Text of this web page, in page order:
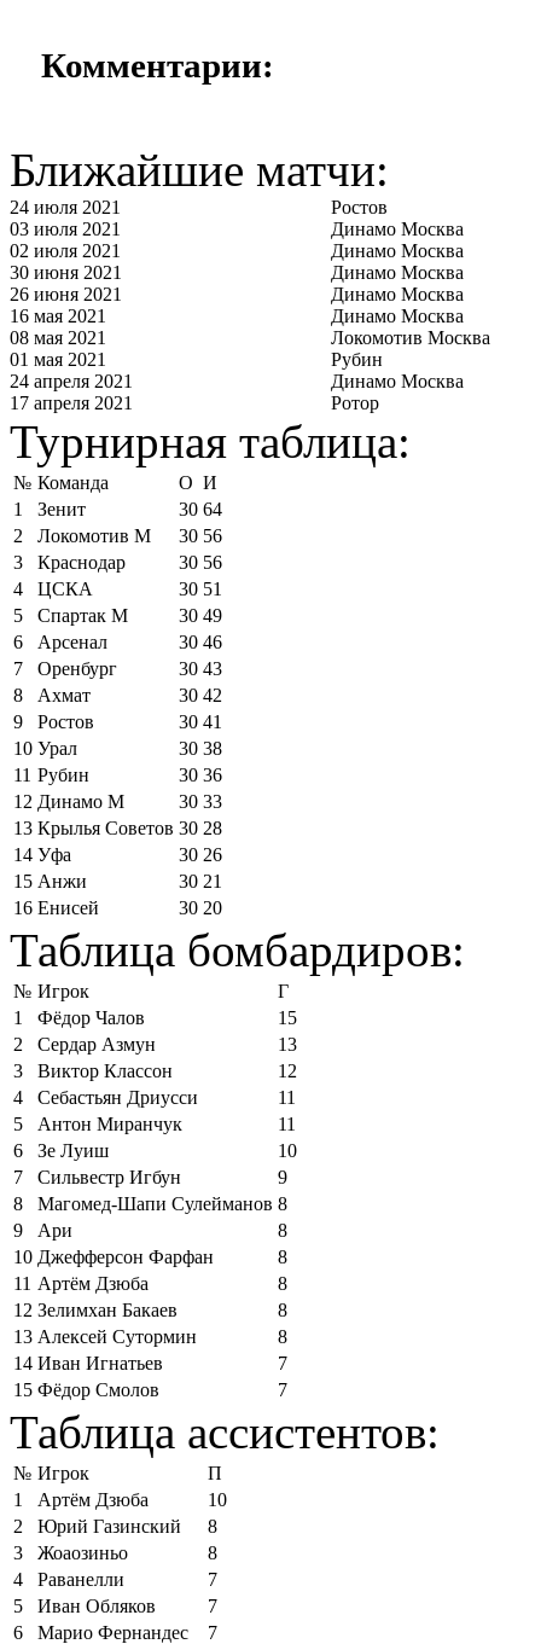
Комментарии:
Ближайшие матчи:
24 июля 2021
Ростов
03 июля 2021
Динамо Москва
02 июля 2021
Динамо Москва
30 июня 2021
Динамо Москва
26 июня 2021
Динамо Москва
16 мая 2021
Динамо Москва
08 мая 2021
Локомотив Москва
01 мая 2021
Рубин
24 апреля 2021
Динамо Москва
17 апреля 2021
Ротор
Турнирная таблица:
№ Команда О И
1
Зенит 30 64
2
Локомотив М 30 56
3
Краснодар 30 56
4
ЦСКА 30 51
5
Спартак М 30 49
6
Арсенал 30 46
7
Оренбург 30 43
8
Ахмат 30 42
9
Ростов 30 41
10 Урал 30 38
11 Рубин 30 36
12 Динамо М 30 33
13 Крылья Советов 30 28
14 Уфа 30 26
15 Анжи 30 21
16 Енисей 30 20
Таблица бомбардиров:
№ Игрок
Г
1
Фёдор Чалов
15
2
Сердар Азмун
13
3
Виктор Классон
12
4
Себастьян Дриусси
11
5
Антон Миранчук
11
6
Зе Луиш
10
7
Сильвестр Игбун
9
8
Магомед-Шапи Сулейманов 8
9
Ари
8
10 Джефферсон Фарфан
8
11 Артём Дзюба
8
12 Зелимхан Бакаев
8
13 Алексей Сутормин
8
14 Иван Игнатьев
7
15 Фёдор Смолов 7
Таблица ассистентов:
№ Игрок
П
1
Артём Дзюба
10
2
Юрий Газинский
8
3
Жоаозиньо
8
4
Раванелли
7
5
Иван Обляков
7
6
Марио Фернандес
7